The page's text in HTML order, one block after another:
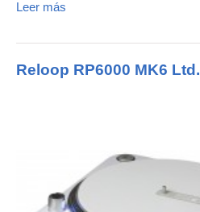
Leer más
Reloop RP6000 MK6 Ltd.